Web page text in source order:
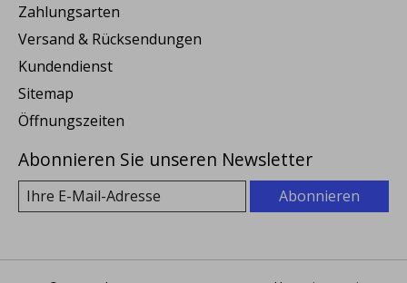
Zahlungsarten
Versand & Rücksendungen
Kundendienst
Sitemap
Öffnungszeiten
Abonnieren Sie unseren Newsletter
Abonnieren